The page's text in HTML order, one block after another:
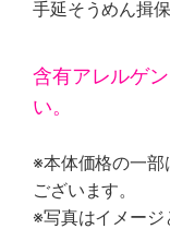
手延そうめん揖
含有アレルゲ
い。
※本体価格の一
ございます。
※写真はイメージ